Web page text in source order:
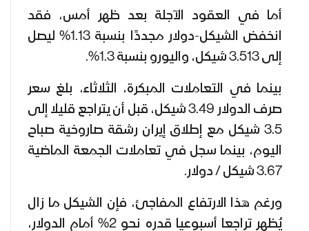
أما في العقود الآجلة بعد ظهر أمس، فقد
انخفض الشيكل-دولار مجددًا بنسبة 1.13% ليصل
إلى 3.513 شيكل، واليورو بنسبة 1.3%.
بينما في التعاملات المبكرة، الثلاثاء، بلغ سعر
صرف الدولار 3.49 شيكل، قبل أن يتراجع قليلا إلى
3.5 شيكل مع إطلاق إيران رشقة صاروخية صباح
اليوم، بينما سجل في تعاملات الجمعة الماضية
3.67 شيكل / دولار.
ورغم هذا الارتفاع المفاجئ، فإن الشيكل ما زال
يُظهر تراجعا أسبوعيا قدره نحو 2% أمام الدولار،